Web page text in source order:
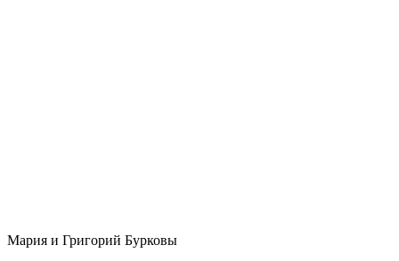
Мария и Григорий Бурковы